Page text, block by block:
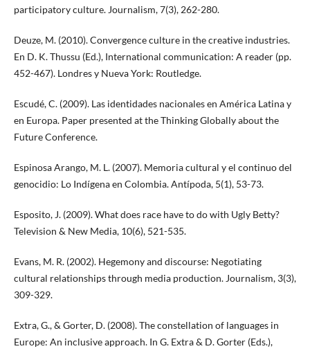
participatory culture. Journalism, 7(3), 262-280.
Deuze, M. (2010). Convergence culture in the creative industries.
En D. K. Thussu (Ed.), International communication: A reader (pp.
452-467). Londres y Nueva York: Routledge.
Escudé, C. (2009). Las identidades nacionales en América Latina y
en Europa. Paper presented at the Thinking Globally about the
Future Conference.
Espinosa Arango, M. L. (2007). Memoria cultural y el continuo del
genocidio: Lo Indígena en Colombia. Antípoda, 5(1), 53-73.
Esposito, J. (2009). What does race have to do with Ugly Betty?
Television & New Media, 10(6), 521-535.
Evans, M. R. (2002). Hegemony and discourse: Negotiating
cultural relationships through media production. Journalism, 3(3),
309-329.
Extra, G., & Gorter, D. (2008). The constellation of languages in
Europe: An inclusive approach. In G. Extra & D. Gorter (Eds.),